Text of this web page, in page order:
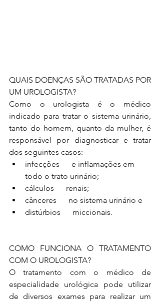
QUAIS DOENÇAS SÃO TRATADAS POR
UM UROLOGISTA?
Como o urologista é o médico
indicado para tratar o sistema urinário,
tanto do homem, quanto da mulher, é
responsável por diagnosticar e tratar
dos seguintes casos:
infecções      e inflamações em
todo o trato urinário;
cálculos      renais;
cânceres      no sistema urinário e
distúrbios      miccionais.
COMO FUNCIONA O TRATAMENTO
COM O UROLOGISTA?
O tratamento com o médico de
especialidade urológica pode utilizar
de diversos exames para realizar um